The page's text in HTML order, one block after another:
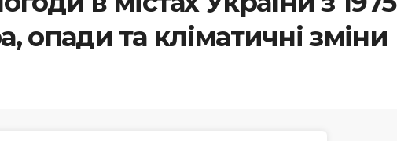
опади та кліматичні зміни